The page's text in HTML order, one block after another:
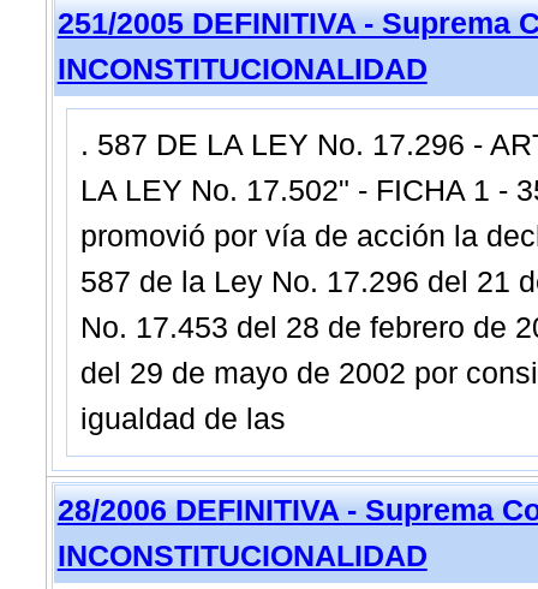
251/2005 DEFINITIVA - Suprema
INCONSTITUCIONALIDAD
. 587 DE LA LEY No. 17.296 -
LA LEY No. 17.502" - FICHA 1 -
promovió por vía de acción la
587 de la Ley No. 17.296 del 21
No. 17.453 del 28 de febrero de
del 29 de mayo de 2002 por
igualdad de las
28/2006 DEFINITIVA - Suprema
INCONSTITUCIONALIDAD